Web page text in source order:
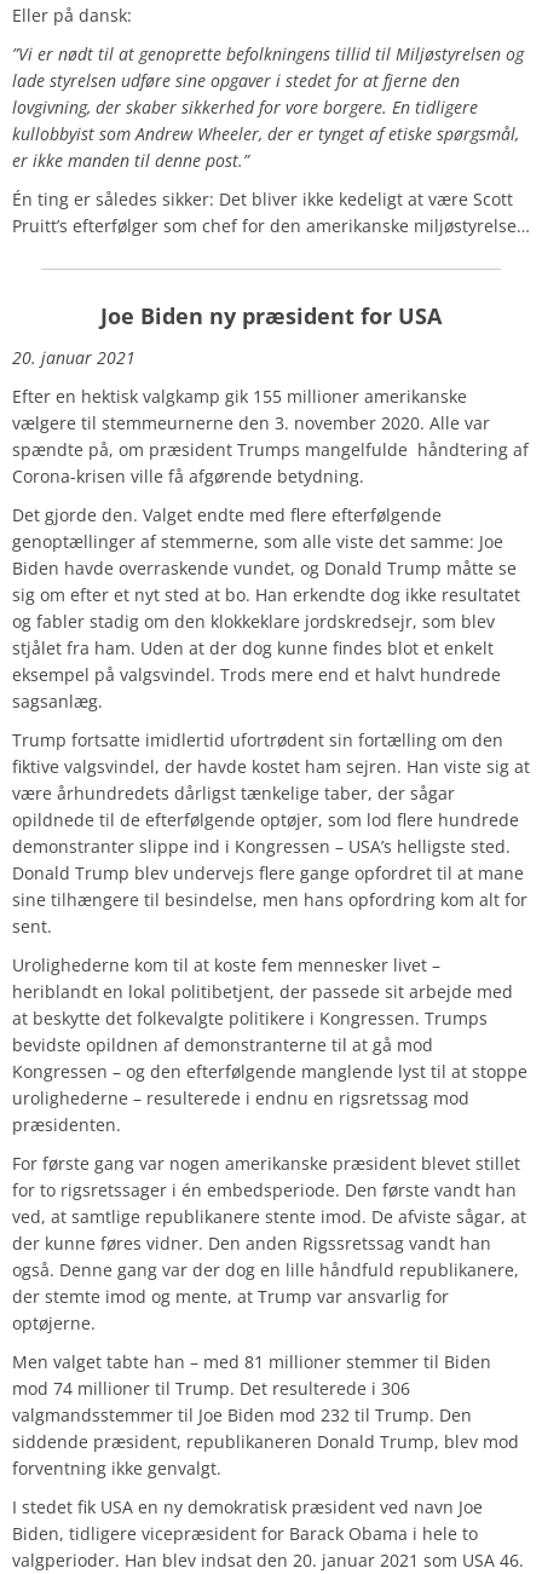
Eller på dansk:
”Vi er nødt til at genoprette befolkningens tillid til Miljøstyrelsen og
lade styrelsen udføre sine opgaver i stedet for at fjerne den
lovgivning, der skaber sikkerhed for vore borgere. En tidligere
kullobbyist som Andrew Wheeler, der er tynget af etiske spørgsmål,
er ikke manden til denne post.”
Én ting er således sikker: Det bliver ikke kedeligt at være Scott
Pruitt’s efterfølger som chef for den amerikanske miljøstyrelse…
Joe Biden ny præsident for USA
20. januar 2021
Efter en hektisk valgkamp gik 155 millioner amerikanske
vælgere til stemmeurnerne den 3. november 2020. Alle var
spændte på, om præsident Trumps mangelfulde håndtering af
Corona-krisen ville få afgørende betydning.
Det gjorde den. Valget endte med flere efterfølgende
genoptællinger af stemmerne, som alle viste det samme: Joe
Biden havde overraskende vundet, og Donald Trump måtte se
sig om efter et nyt sted at bo. Han erkendte dog ikke resultatet
og fabler stadig om den klokkeklare jordskredsejr, som blev
stjålet fra ham. Uden at der dog kunne findes blot et enkelt
eksempel på valgsvindel. Trods mere end et halvt hundrede
sagsanlæg.
Trump fortsatte imidlertid ufortrødent sin fortælling om den
fiktive valgsvindel, der havde kostet ham sejren. Han viste sig at
være århundredets dårligst tænkelige taber, der sågar
opildnede til de efterfølgende optøjer, som lod flere hundrede
demonstranter slippe ind i Kongressen – USA’s helligste sted.
Donald Trump blev undervejs flere gange opfordret til at mane
sine tilhængere til besindelse, men hans opfordring kom alt for
sent.
Urolighederne kom til at koste fem mennesker livet –
heriblandt en lokal politibetjent, der passede sit arbejde med
at beskytte det folkevalgte politikere i Kongressen. Trumps
bevidste opildnen af demonstranterne til at gå mod
Kongressen – og den efterfølgende manglende lyst til at stoppe
urolighederne – resulterede i endnu en rigsretssag mod
præsidenten.
For første gang var nogen amerikanske præsident blevet stillet
for to rigsretssager i én embedsperiode. Den første vandt han
ved, at samtlige republikanere stente imod. De afviste sågar, at
der kunne føres vidner. Den anden Rigssretssag vandt han
også. Denne gang var der dog en lille håndfuld republikanere,
der stemte imod og mente, at Trump var ansvarlig for
optøjerne.
Men valget tabte han – med 81 millioner stemmer til Biden
mod 74 millioner til Trump. Det resulterede i 306
valgmandsstemmer til Joe Biden mod 232 til Trump. Den
siddende præsident, republikaneren Donald Trump, blev mod
forventning ikke genvalgt.
I stedet fik USA en ny demokratisk præsident ved navn Joe
Biden, tidligere vicepræsident for Barack Obama i hele to
valgperioder. Han blev indsat den 20. januar 2021 som USA 46.